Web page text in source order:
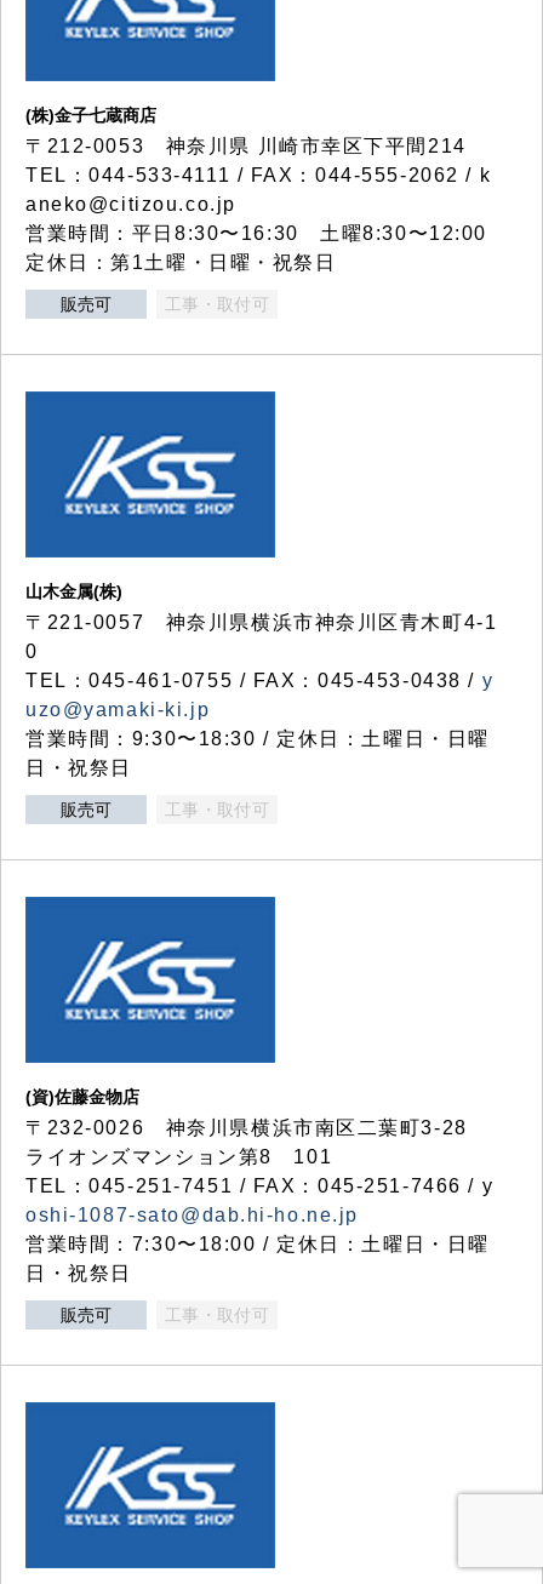
(株)金子七蔵商店
〒212-0053 神奈川県 川崎市幸区下平間214
TEL：044-533-4111 / FAX：044-555-2062 / k
aneko@citizou.co.jp
営業時間：平日8:30〜16:30 土曜8:30〜12:00
定休日：第1土曜・日曜・祝祭日
販売可 工事・取付可
山木金属(株)
〒221-0057 神奈川県横浜市神奈川区青木町4-1
0
TEL：045-461-0755 / FAX：045-453-0438 / y
uzo@yamaki-ki.jp
営業時間：9:30〜18:30 / 定休日：土曜日・日曜
日・祝祭日
販売可 工事・取付可
(資)佐藤金物店
〒232-0026 神奈川県横浜市南区二葉町3-28
ライオンズマンション第8 101
TEL：045-251-7451 / FAX：045-251-7466 / y
oshi-1087-sato@dab.hi-ho.ne.jp
営業時間：7:30〜18:00 / 定休日：土曜日・日曜
日・祝祭日
販売可 工事・取付可